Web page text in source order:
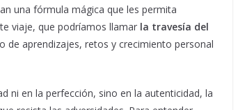
una fórmula mágica que les permita
viaje, que podríamos llamar la travesía del
de aprendizajes, retos y crecimiento personal
ni en la perfección, sino en la autenticidad, la